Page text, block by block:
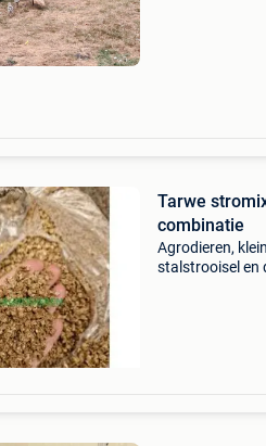
Tarwe
combinatie
Agrodieren,
stalstrooisel en